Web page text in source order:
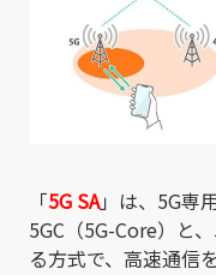
「5G SA」は、5G専
5GC（5G-Core）と
る方式で、高速通信